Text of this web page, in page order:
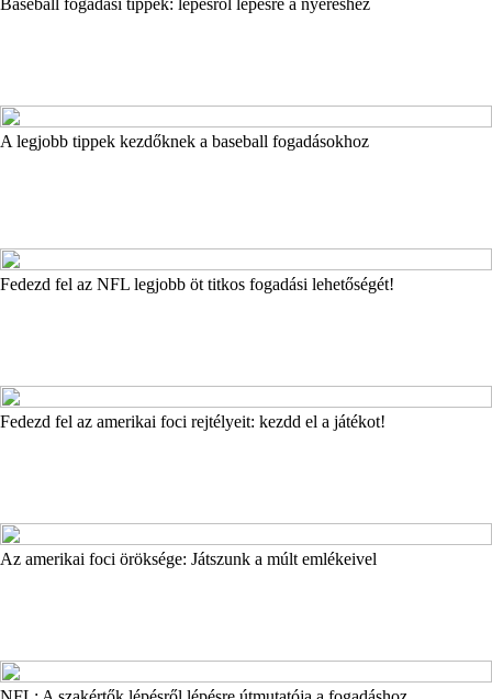
A legjobb tippek kezdőknek a baseball fogadásokhoz
Fedezd fel az NFL legjobb öt titkos fogadási lehetőségét!
Fedezd fel az amerikai foci rejtélyeit: kezdd el a játékot!
Az amerikai foci öröksége: Játszunk a múlt emlékeivel